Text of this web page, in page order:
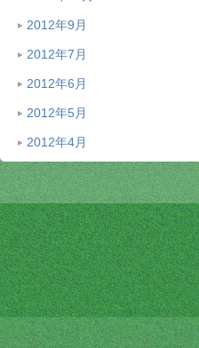
2012年9月
2012年7月
2012年6月
2012年5月
2012年4月